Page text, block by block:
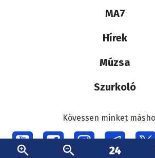
Lábléc
MA7
Hírek
Múzsa
Szurkoló
Social
menu
Kövessen minket